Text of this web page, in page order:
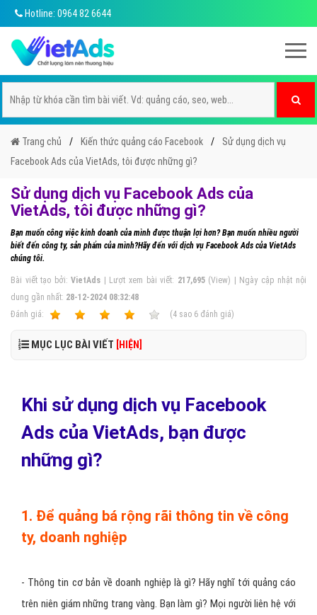
Hotline: 0964 82 6644
Trang chủ Kiến thức quảng cáo Facebook
Sử dụng dịch vụ
Facebook Ads của VietAds, tôi được những gì?
Sử dụng dịch vụ Facebook Ads của
VietAds, tôi được những gì?
Bạn muốn công việc kinh doanh của mình được thuận lợi hơn? Bạn muốn nhiều người
biết đến công ty, sản phẩm của mình?Hãy đến với dịch vụ Facebook Ads của VietAds
chúng tôi.
Bài viết tạo bởi:VietAds | Lượt xem bài viết: 217,695(View) | Ngày cập nhật nội
dung gần nhất: 28-12-2024 08:32:48
Ðánh giá:
(4 sao 6 đánh giá)
MỤC LỤC BÀI VIẾT [HIỆN]
Khi sử dụng dịch vụ Facebook
Ads của VietAds, bạn được
những gì?
1. Để quảng bá rộng rãi thông tin về công
ty, doanh nghiệp
- Thông tin cơ bản về doanh nghiệp là gì? Hãy nghĩ tới quảng cáo
trên niên giám những trang vàng. Bạn làm gì? Mọi người liên hệ với